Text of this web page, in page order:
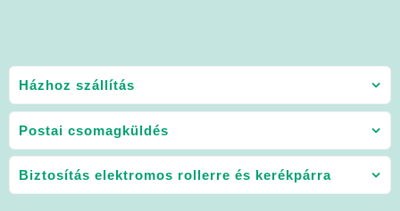
Házhoz szállítás
Postai csomagküldés
Biztosítás elektromos rollerre és kerékpárra